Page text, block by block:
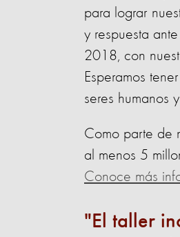
para lograr
y respuesta
2018, con
Esperamos
seres humanos
Como parte de
al menos 5
Conoce más
El taller